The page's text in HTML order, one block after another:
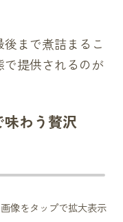
まで煮詰まるこ
で提供されるのが
わう贅沢